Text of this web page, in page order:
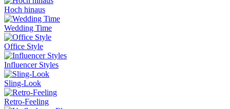
Hoch hinaus
Wedding Time
Office Style
Influencer Styles
Sling-Look
Retro-Feeling